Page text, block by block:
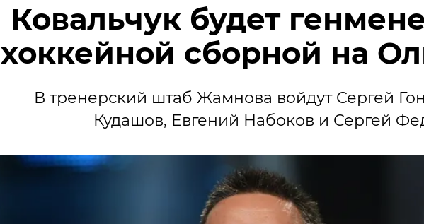
Ковальчук будет
хоккейной сборной на
В тренерский штаб Жамнова войдут Сергей
Кудашов, Евгений Набоков и Сергей